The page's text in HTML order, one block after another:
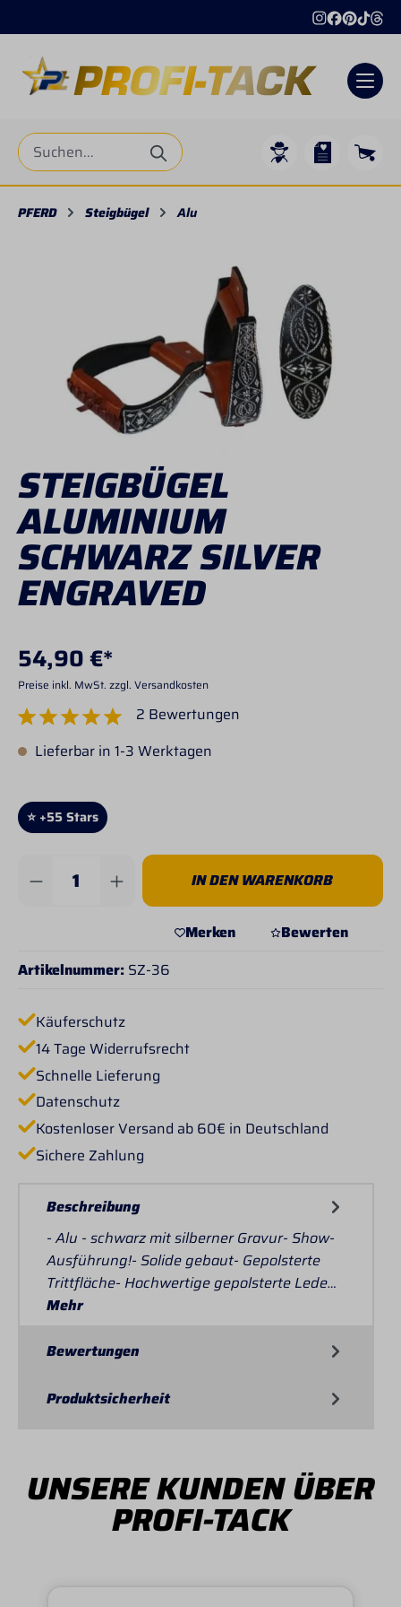
PFERD Steigbügel Alu
STEIGBÜGEL
ALUMINIUM
SCHWARZ SILVER
ENGRAVED
54,90 €*
Preise inkl. MwSt. zzgl. Versandkosten
Durchschnittliche Bewertung von 5 von 5 Sternen
2 Bewertungen
Lieferbar in 1-3 Werktagen
⭐ +55 Stars
Produkt Anzahl: Gib den gewünschten
IN DEN WARENKORB
Merken
Bewerten
Artikelnummer: SZ-36
Käuferschutz
14 Tage Widerrufsrecht
Schnelle Lieferung
Datenschutz
Kostenloser Versand ab 60€ in Deutschland
Sichere Zahlung
Beschreibung
- Alu - schwarz mit silberner Gravur- Show-
Ausführung!- Solide gebaut- Gepolsterte
Trittfläche- Hochwertige gepolsterte Lede…
Mehr
Bewertungen
Produktsicherheit
UNSERE KUNDEN ÜBER
PROFI-TACK